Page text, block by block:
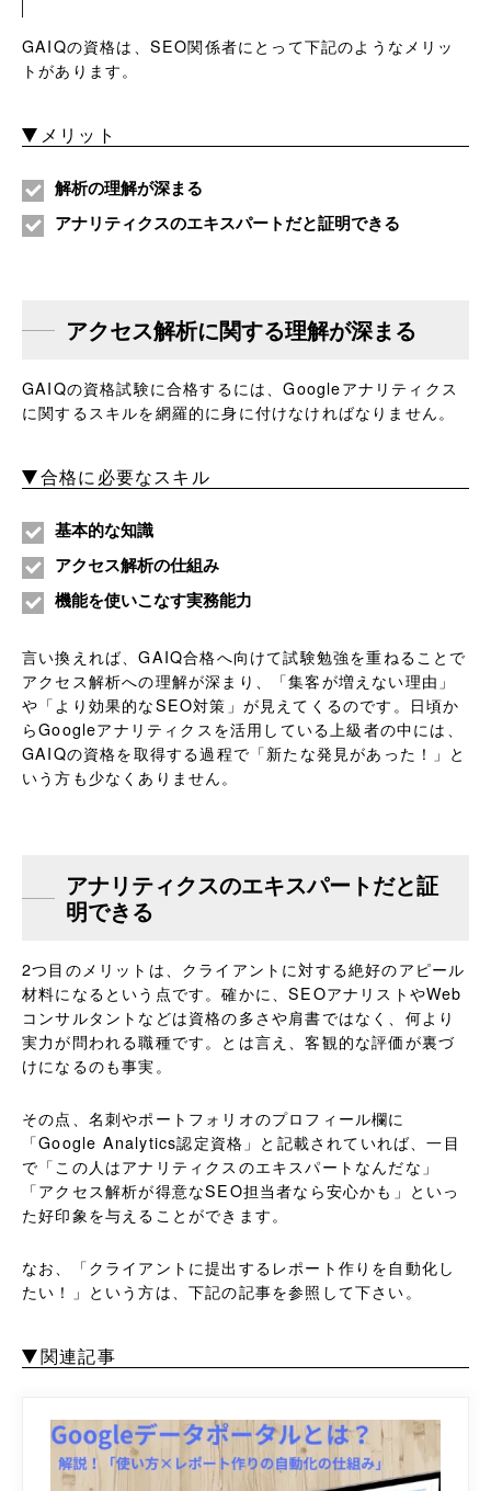
GAIQの資格は、SEO関係者にとって下記のようなメリッ
トがあります。
メリット
解析の理解が深まる
アナリティクスのエキスパートだと証明できる
アクセス解析に関する理解が深まる
GAIQの資格試験に合格するには、Googleアナリティクス
に関するスキルを網羅的に身に付けなければなりません。
合格に必要なスキル
基本的な知識
アクセス解析の仕組み
機能を使いこなす実務能力
言い換えれば、GAIQ合格へ向けて試験勉強を重ねることで
アクセス解析への理解が深まり、「集客が増えない理由」
や「より効果的なSEO対策」が見えてくるのです。日頃か
らGoogleアナリティクスを活用している上級者の中には、
GAIQの資格を取得する過程で「新たな発見があった！」と
いう方も少なくありません。
アナリティクスのエキスパートだと証
明できる
2つ目のメリットは、クライアントに対する絶好のアピール
材料になるという点です。確かに、SEOアナリストやWeb
コンサルタントなどは資格の多さや肩書ではなく、何より
実力が問われる職種です。とは言え、客観的な評価が裏づ
けになるのも事実。
その点、名刺やポートフォリオのプロフィール欄に
「Google Analytics認定資格」と記載されていれば、一目
で「この人はアナリティクスのエキスパートなんだな」
「アクセス解析が得意なSEO担当者なら安心かも」といっ
た好印象を与えることができます。
なお、「クライアントに提出するレポート作りを自動化し
たい！」という方は、下記の記事を参照して下さい。
関連記事